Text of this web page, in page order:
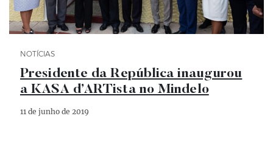
Categoria Notícias
NOTÍCIAS
Presidente da República inaugurou
a KASA d’ARTista no Mindelo
11 de junho de 2019